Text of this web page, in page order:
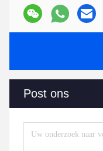
Post ons